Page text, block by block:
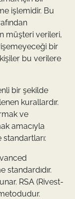
işlemidir. Bu
müşteri verileri,
bir
bu verilere
bir şekilde
kurallardır.
ve
amacıyla
standartları:
standardıdır.
RSA (Rivest-